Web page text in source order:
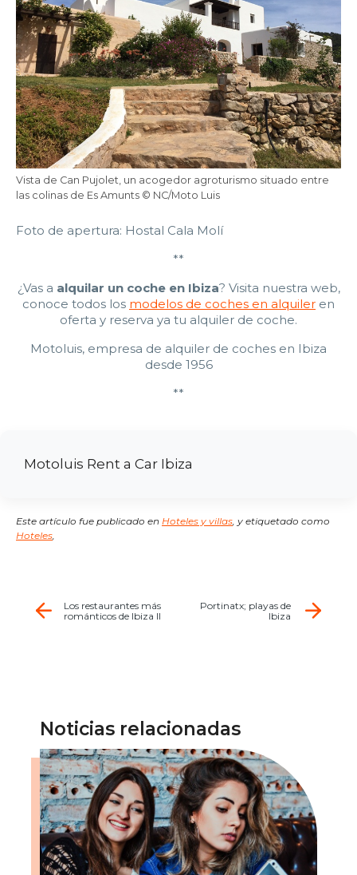
Vista de Can Pujolet, un acogedor agroturismo situado entre
las colinas de Es Amunts © NC/Moto Luis
Foto de apertura: Hostal Cala Molí
**
¿Vas a alquilar un coche en Ibiza? Visita nuestra web,
conoce todos los modelos de coches en alquiler en
oferta y reserva ya tu alquiler de coche.
Motoluis, empresa de alquiler de coches en Ibiza
desde 1956
**
Motoluis Rent a Car Ibiza
Este artículo fue publicado en Hoteles y villas, y etiquetado como
Hoteles,
Los restaurantes más
románticos de Ibiza II
Portinatx; playas de
Ibiza
Noticias relacionadas